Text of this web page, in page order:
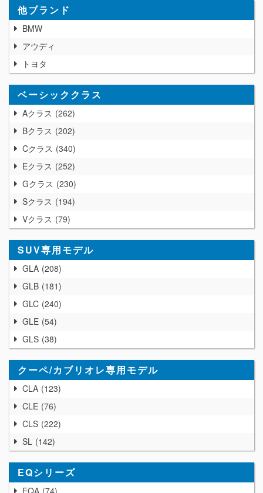
他ブランド
BMW
アウディ
トヨタ
ベーシッククラス
Aクラス 262
Bクラス 202
Cクラス 340
Eクラス 252
Gクラス 230
Sクラス
194
Vクラス 79
SUV専用モデル
GLA 208
GLB 181
GLC 240
GLE 54
GLS 38
クーペ/カブリオレ専用モデル
CLA 123
CLE 76
CLS 222
SL 142
EQシリーズ
EQA 74